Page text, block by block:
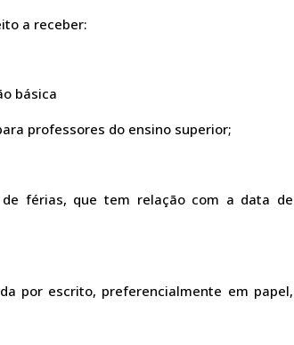
a receber:
básica
professores do ensino superior;
férias, que tem relação com a data de
por escrito, preferencialmente em papel,